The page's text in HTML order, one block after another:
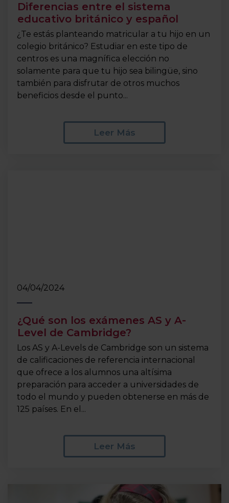
Diferencias entre el sistema
educativo británico y español
¿Te estás planteando matricular a tu hijo en un
colegio británico? Estudiar en este tipo de
centros es una magnífica elección no
solamente para que tu hijo sea bilingüe, sino
también para disfrutar de otros muchos
beneficios desde el punto...
Leer Más
04/04/2024
¿Qué son los exámenes AS y A-
Level de Cambridge?
Los AS y A-Levels de Cambridge son un sistema
de calificaciones de referencia internacional
que ofrece a los alumnos una altísima
preparación para acceder a universidades de
todo el mundo y pueden obtenerse en más de
125 países. En el...
Leer Más